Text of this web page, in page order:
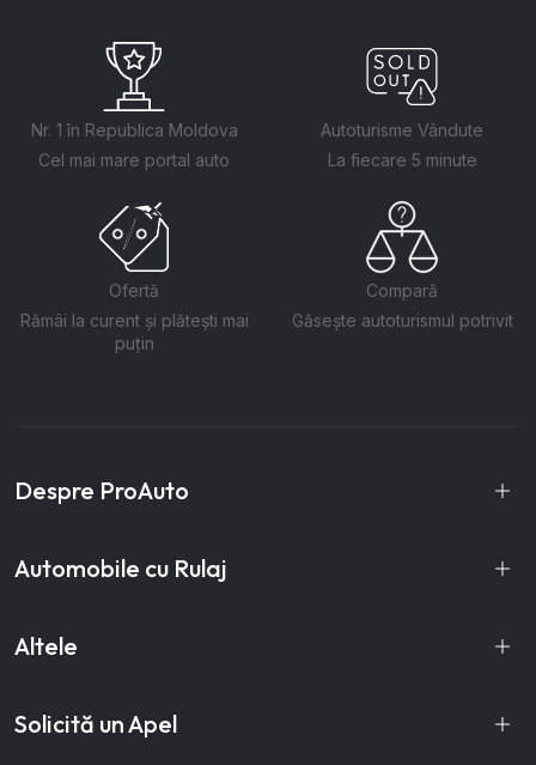
Nr. 1 în Republica Moldova
Cel mai mare portal auto
Autoturisme Vândute
La fiecare 5 minute
Ofertă
Rămâi la curent și plătești mai
puțin
Compară
Găsește autoturismul potrivit
Despre ProAuto
Automobile cu Rulaj
Altele
Solicită un Apel